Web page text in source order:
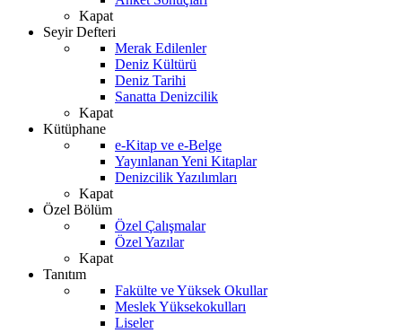
Kapat
Seyir Defteri
Merak Edilenler
Deniz Kültürü
Deniz Tarihi
Sanatta Denizcilik
Kapat
Kütüphane
e-Kitap ve e-Belge
Yayınlanan Yeni Kitaplar
Denizcilik Yazılımları
Kapat
Özel Bölüm
Özel Çalışmalar
Özel Yazılar
Kapat
Tanıtım
Fakülte ve Yüksek Okullar
Meslek Yüksekokulları
Liseler